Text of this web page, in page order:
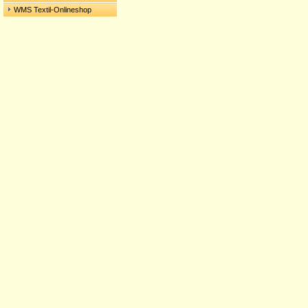
WMS Textil-Onlineshop